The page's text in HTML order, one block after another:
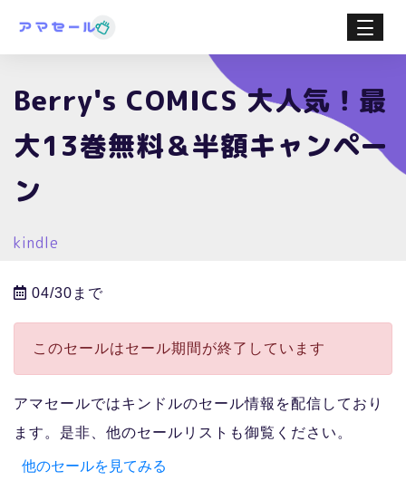
Berry's COMICS 大人気！最
大13巻無料＆半額キャンペー
ン
kindle
04/30まで
このセールはセール期間が終了しています
アマセールではキンドルのセール情報を配信しており
ます。是非、他のセールリストも御覧ください。
他のセールを見てみる